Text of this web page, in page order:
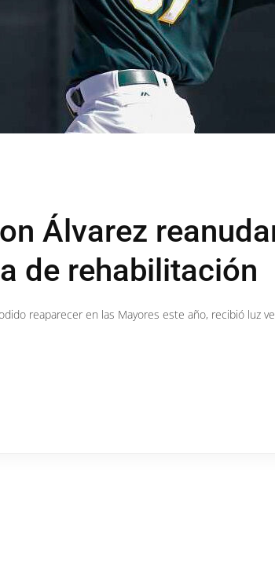
Álvarez
de rehabilitación
reaparecer en las Mayores este año, recibió luz